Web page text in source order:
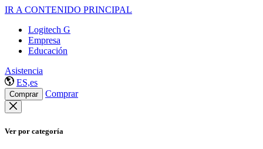
IR A CONTENIDO PRINCIPAL
Logitech G
Empresa
Educación
Asistencia
ES,es
Comprar Comprar
Ver por categoría